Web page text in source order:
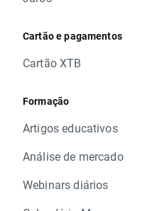
Cartão e pagamentos
Cartão XTB
Formação
Artigos educativos
Análise de mercado
Webinars diários